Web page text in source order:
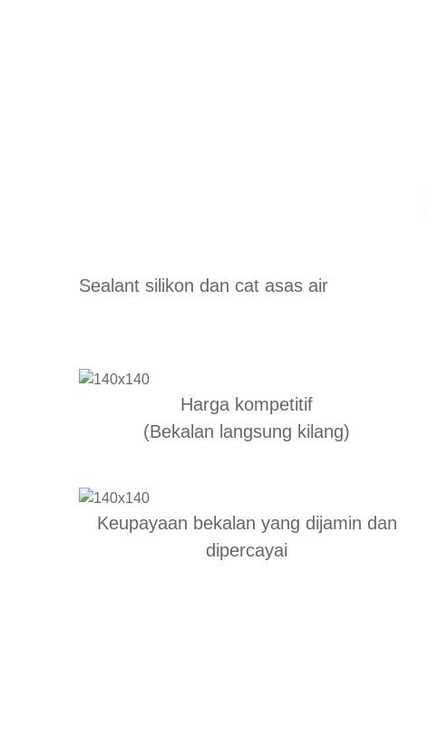
Sealant silikon dan cat asas air
Harga kompetitif
(Bekalan langsung kilang)
Keupayaan bekalan yang dijamin dan
dipercayai